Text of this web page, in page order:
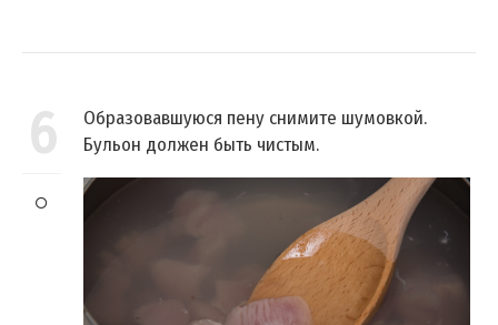
6
Образовавшуюся пену снимите шумовкой.
Бульон должен быть чистым.